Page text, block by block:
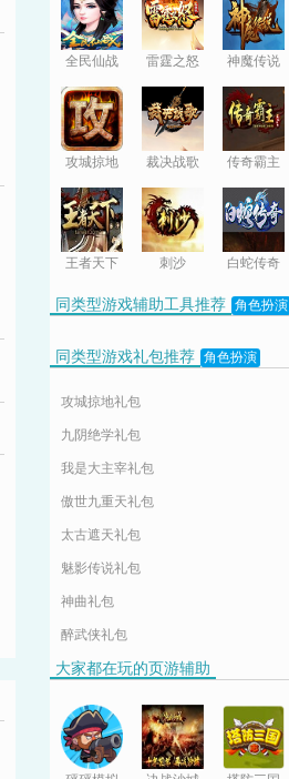
全民仙战 雷霆之怒 神魔传说
攻城掠地 裁决战歌 传奇霸主
王者天下 刺沙 白蛇传奇
同类型游戏辅助工具推荐 角色扮演
同类型游戏礼包推荐 角色扮演
攻城掠地礼包
九阴绝学礼包
我是大主宰礼包
傲世九重天礼包
太古遮天礼包
魅影传说礼包
神曲礼包
醉武侠礼包
大家都在玩的页游辅助